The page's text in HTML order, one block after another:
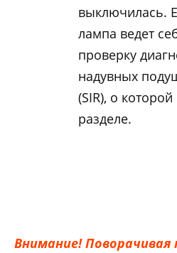
выключилась.
лампа ведет
проверку
надувных
(SIR), о
разделе.
Внимание! Поворачивая